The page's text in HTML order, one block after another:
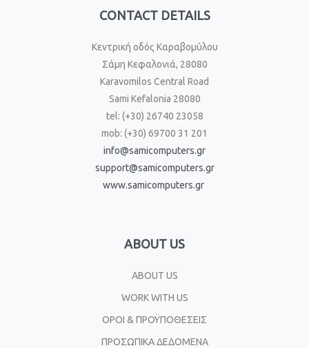
CONTACT DETAILS
Κεντρική οδός Καραβομύλου
Σάμη Κεφαλονιά, 28080
Karavomilos Central Road
Sami Kefalonia 28080
tel: (+30) 26740 23058
mob: (+30) 69700 31 201
info@samicomputers.gr
support@samicomputers.gr
www.samicomputers.gr
ABOUT US
ABOUT US
WORK WITH US
ΟΡΟΙ & ΠΡΟΫΠΟΘΕΣΕΙΣ
ΠΡΟΣΩΠΙΚΑ ΔΕΔΟΜΕΝΑ